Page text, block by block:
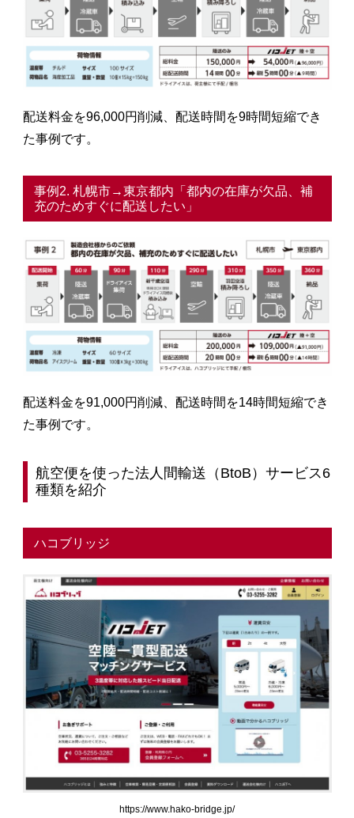
配送料金を96,000円削減、配送時間を9時間短縮でき
た事例です。
事例2. 札幌市→東京都内「都内の在庫が欠品、補
充のためすぐに配送したい」
配送料金を91,000円削減、配送時間を14時間短縮でき
た事例です。
航空便を使った法人間輸送（BtoB）サービス6
種類を紹介
ハコブリッジ
https://www.hako-bridge.jp/